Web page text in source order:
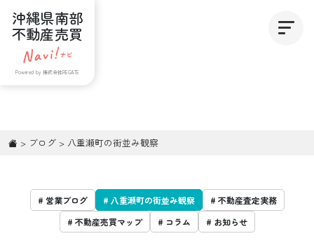
沖縄県南部
不動産売買
Powered by 株式会社REGATE
> ブログ > 八重瀬町の街並み観察
# 営業ブログ # 八重瀬町の街並み観察
# 不動産査定実務
# 不動産売買マップ
# コラム # お知らせ